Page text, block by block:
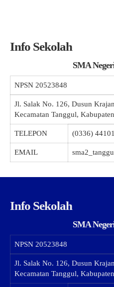
Info Sekolah
SMA
NPSN 20523848
Jl. Salak No. 126, Dusun
Kecamatan Tanggul,
TELEPON (0336)
EMAIL
Info Sekolah
SMA
NPSN 20523848
Jl. Salak No. 126, Dusun
Kecamatan Tanggul,